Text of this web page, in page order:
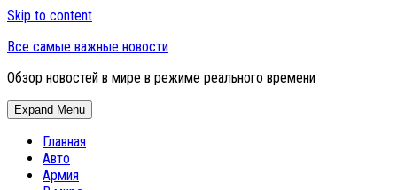
Skip to content
Все самые важные новости
Обзор новостей в мире в режиме реального времени
Expand Menu
Главная
Авто
Армия